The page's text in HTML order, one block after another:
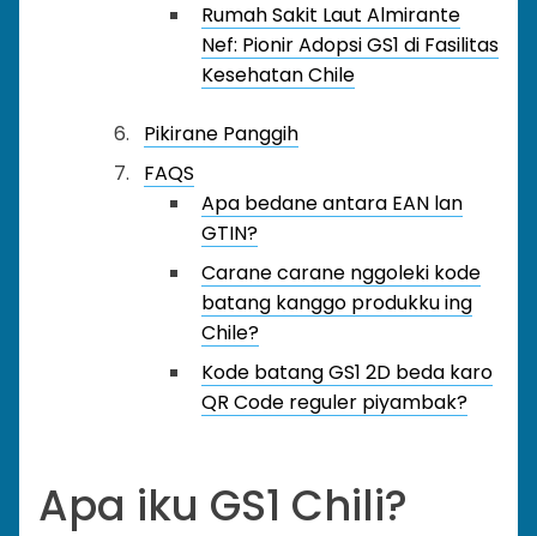
Rumah Sakit Laut Almirante
Nef: Pionir Adopsi GS1 di Fasilitas
Kesehatan Chile
Pikirane Panggih
FAQS
Apa bedane antara EAN lan
GTIN?
Carane carane nggoleki kode
batang kanggo produkku ing
Chile?
Kode batang GS1 2D beda karo
QR Code reguler piyambak?
Apa iku GS1 Chili?